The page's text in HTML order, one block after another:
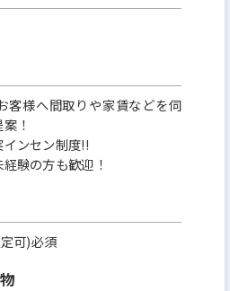
客様へ間取りや家賃などを伺
！
ンセン制度!!
験の方も歓迎！
可)必須